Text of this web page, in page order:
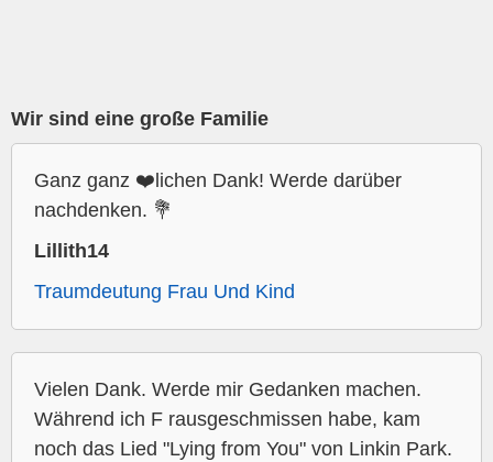
Wir sind eine große Familie
Ganz ganz ❤️lichen Dank! Werde darüber
nachdenken. 💐
Lillith14
Traumdeutung Frau Und Kind
Vielen Dank. Werde mir Gedanken machen.
Während ich F rausgeschmissen habe, kam
noch das Lied "Lying from You" von Linkin Park.